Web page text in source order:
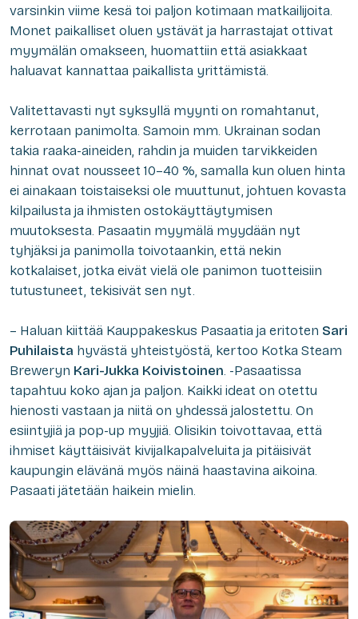
varsinkin viime kesä toi paljon kotimaan matkailijoita.
Monet paikalliset oluen ystävät ja harrastajat ottivat
myymälän omakseen, huomattiin että asiakkaat
haluavat kannattaa paikallista yrittämistä.
Valitettavasti nyt syksyllä myynti on romahtanut,
kerrotaan panimolta. Samoin mm. Ukrainan sodan
takia raaka-aineiden, rahdin ja muiden tarvikkeiden
hinnat ovat nousseet 10–40 %, samalla kun oluen hinta
ei ainakaan toistaiseksi ole muuttunut, johtuen kovasta
kilpailusta ja ihmisten ostokäyttäytymisen
muutoksesta. Pasaatin myymälä myydään nyt
tyhjäksi ja panimolla toivotaankin, että nekin
kotkalaiset, jotka eivät vielä ole panimon tuotteisiin
tutustuneet, tekisivät sen nyt.
– Haluan kiittää Kauppakeskus Pasaatia ja eritoten Sari
Puhilaista hyvästä yhteistyöstä, kertoo Kotka Steam
Breweryn Kari-Jukka Koivistoinen. -Pasaatissa
tapahtuu koko ajan ja paljon. Kaikki ideat on otettu
hienosti vastaan ja niitä on yhdessä jalostettu. On
esiintyjiä ja pop-up myyjiä. Olisikin toivottavaa, että
ihmiset käyttäisivät kivijalkapalveluita ja pitäisivät
kaupungin elävänä myös näinä haastavina aikoina.
Pasaati jätetään haikein mielin.